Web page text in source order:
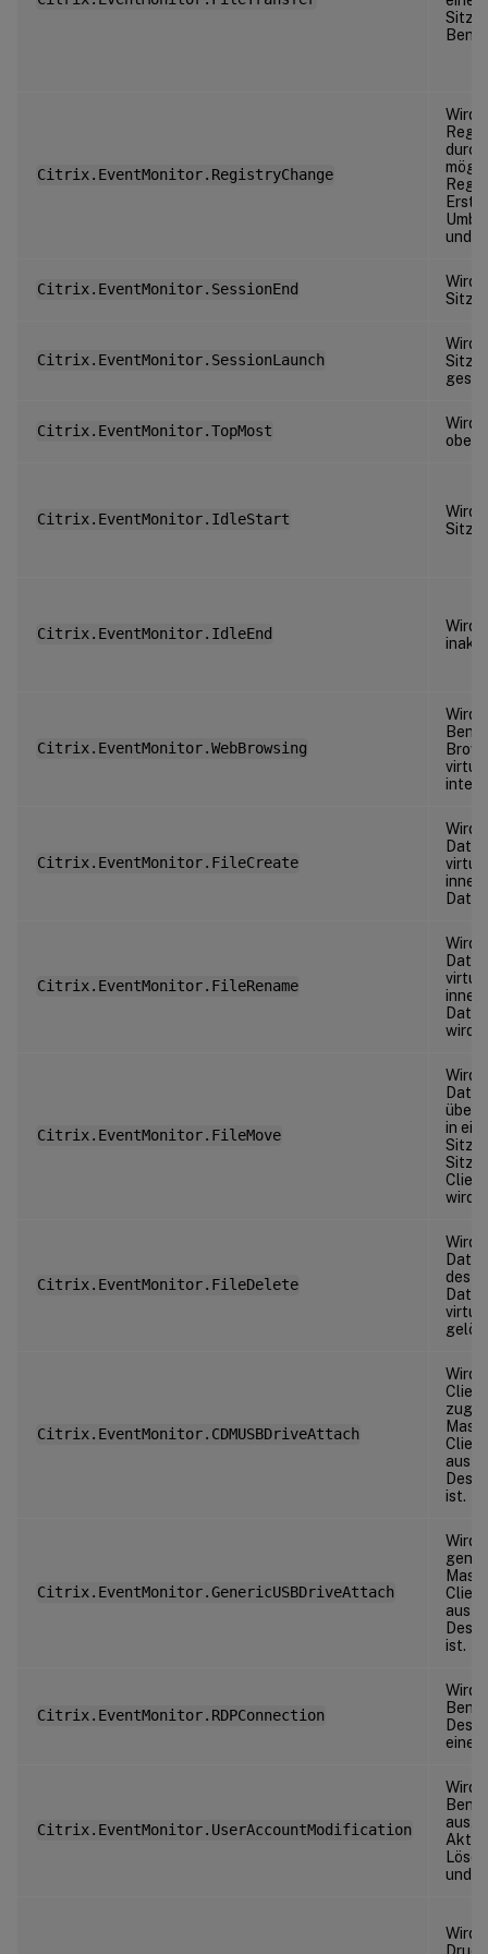
Citrix.EventMonitor.RegistryChange
Wird
und
Citrix.EventMonitor.SessionEnd
Wird
Citrix.EventMonitor.SessionLaunch
Wird
Citrix.EventMonitor.TopMost
Wird
Citrix.EventMonitor.IdleStart
Wird
Citrix.EventMonitor.IdleEnd
Wird
Citrix.EventMonitor.WebBrowsing
Wird
Citrix.EventMonitor.FileCreate
Wird
Datei
Citrix.EventMonitor.FileRename
Wird
Datei
wird.
Citrix.EventMonitor.FileMove
Wird
Datei
in
wird.
Citrix.EventMonitor.FileDelete
Wird
Datei
des
Citrix.EventMonitor.CDMUSBDriveAttach
Wird
aus
ist.
Citrix.EventMonitor.GenericUSBDriveAttach
Wird
aus
ist.
Citrix.EventMonitor.RDPConnection
Wird
einer
Citrix.EventMonitor.UserAccountModification
Wird
und
Wird